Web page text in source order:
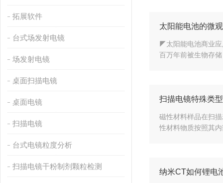
拓展软件
台式场发射电镜
场发射电镜
桌面扫描电镜
桌面电镜
扫描电镜
台式电镜粒度分析
扫描电镜干粉制剂颗粒检测
太阳能电池的微观
◤太阳能电池商业应用
百万年前被生物存储
扫描电镜特殊类
磁性材料样品在扫描
性材料物质按照其内
纳米CT如何锂电池